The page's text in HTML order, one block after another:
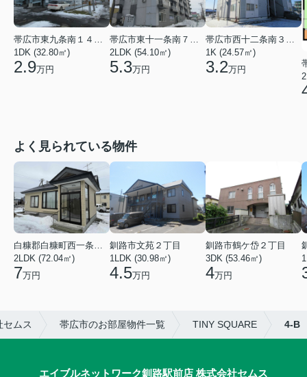
帯広市東九条南１４丁目
1DK (32.80㎡)
2.9万円
帯広市東十一条南７丁目
2LDK (54.10㎡)
5.3万円
帯広市西十二条南３３丁目
1K (24.57㎡)
3.2万円
よく見られている物件
白糠郡白糠町西一条南４丁目
2LDK (72.04㎡)
7万円
釧路市文苑２丁目
1LDK (30.98㎡)
4.5万円
釧路市鶴ケ岱２丁目
3DK (53.46㎡)
4万円
セムス 帯広市のお部屋物件一覧 TINY SQUARE 4-B
エイブルネットワーク釧路駅前店 株式会社セムス